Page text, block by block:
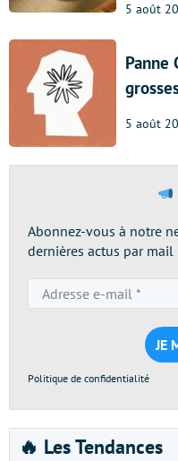
5 août
Panne
5 août
Abonnez-vous à notre
dernières actus par mail
Politique de confidentialité
🔥 Les Tendances